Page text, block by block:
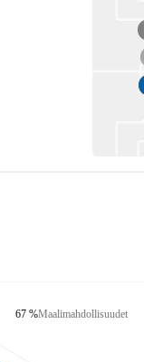
Maalimahdollisuudet
67 %